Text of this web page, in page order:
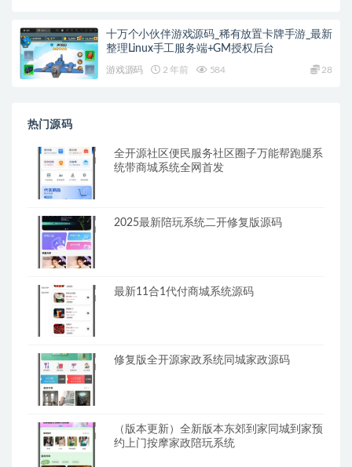
十万个小伙伴游戏源码_稀有放置卡牌手游_最新
整理Linux手工服务端+GM授权后台
游戏源码 2 年前 584 28
热门源码
全开源社区便民服务社区圈子万能帮跑腿系
统带商城系统全网首发
2025最新陪玩系统二开修复版源码
最新11合1代付商城系统源码
修复版全开源家政系统同城家政源码
（版本更新）全新版本东郊到家同城到家预
约上门按摩家政陪玩系统